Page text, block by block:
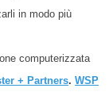
in modo più
computerizzata
+ Partners. WSP